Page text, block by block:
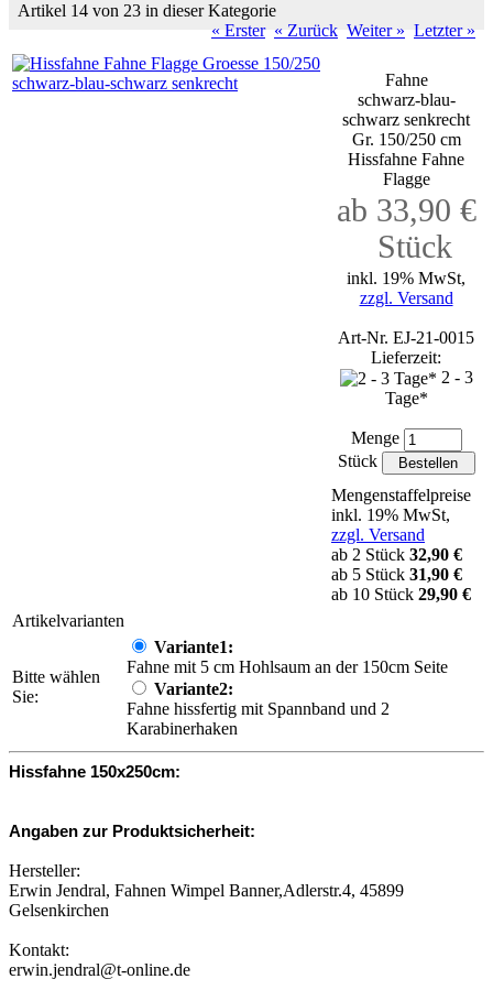
Artikel 14 von 23 in dieser Kategorie
« Erster « Zurück Weiter » Letzter »
Fahne
schwarz-blau-
schwarz senkrecht
Gr. 150/250 cm
Hissfahne Fahne
Flagge
ab 33,90 €
Stück
inkl. 19% MwSt,
zzgl. Versand
Art-Nr. EJ-21-0015
Lieferzeit:
2 - 3
Tage*
Menge
Stück
Mengenstaffelpreise
inkl. 19% MwSt,
zzgl. Versand
ab 2 Stück 32,90 €
ab 5 Stück 31,90 €
ab 10 Stück 29,90 €
Artikelvarianten
Bitte wählen
Sie:
Variante1:
Fahne mit 5 cm Hohlsaum an der 150cm Seite
Variante2:
Fahne hissfertig mit Spannband und 2
Karabinerhaken
Hissfahne 150x250cm:
Angaben zur Produktsicherheit:
Hersteller:
Erwin Jendral, Fahnen Wimpel Banner,Adlerstr.4, 45899
Gelsenkirchen
Kontakt:
erwin.jendral@t-online.de